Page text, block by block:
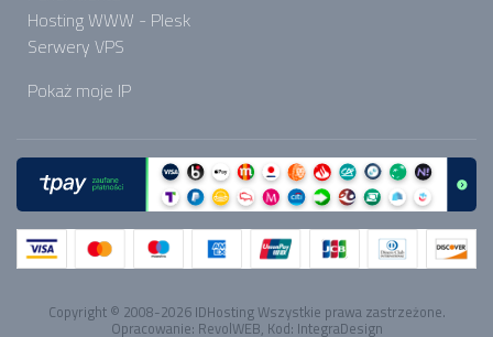
Hosting WWW - Plesk
Serwery VPS
Pokaż moje IP
Copyright © 2008-2026 IDHostingWszystkie prawa zastrzeżone.
Opracowanie: RevolWEB, Kod: IntegraDesign